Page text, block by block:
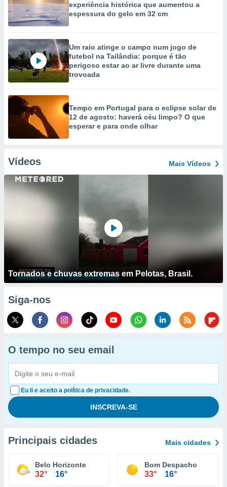
experiência histórica que aumentou a
espessura do gelo em 32 cm
Um raio atinge o campo num jogo de
futebol na Tailândia: porque é tão
perigoso estar ao ar livre durante uma
trovoada
Tempo em Portugal para o eclipse solar de
12 de agosto: haverá céu limpo? O que
esperar e para onde olhar
Vídeos Mais Vídeos
Tornados e chuvas extremas em Pelotas, Brasil.
Siga-nos
O tempo no seu email
Eu li e aceito a política de privacidade.
Principais cidades Mais cidades
Belo Horizonte
32° 16°
Bom Despacho
33° 16°